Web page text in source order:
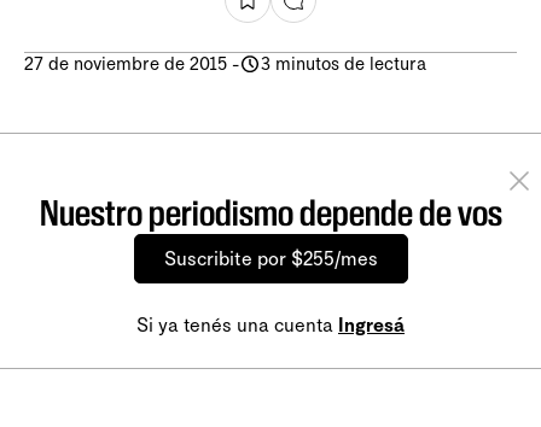
27 de noviembre de 2015 - 3 minutos de lectura
Nuestro periodismo depende de vos
Suscribite por $255/mes
Si ya tenés una cuenta Ingresá